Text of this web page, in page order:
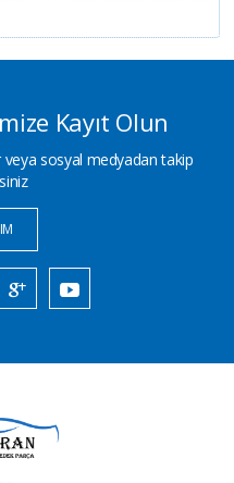
Kayıt Olun
sosyal medyadan takip